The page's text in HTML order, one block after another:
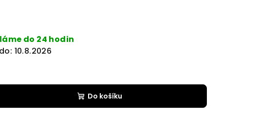
do 24 hodin
10.8.2026
Do košíku